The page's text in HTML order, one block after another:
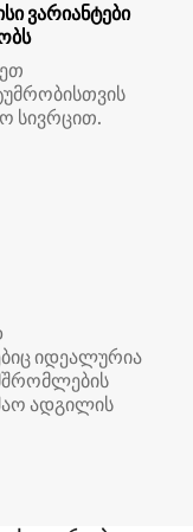
ვარიანტები
სივრცით.
იდეალურია
ადგილის